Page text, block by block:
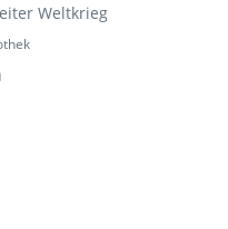
Weltkrieg